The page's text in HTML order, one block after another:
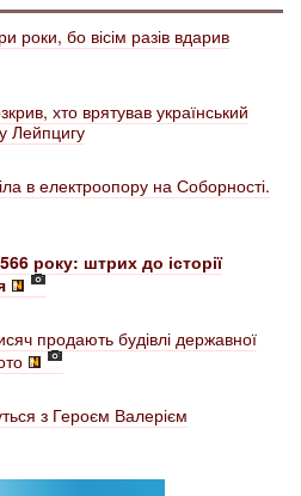
роки, бо вісім разів вдарив
хто врятував український
Лейпцигу
в електроопору на Соборності.
року: штрих до історії
продають будівлі державної
з Героєм Валерієм